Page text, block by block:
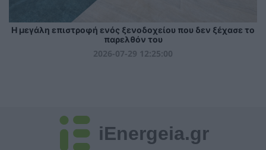
Η μεγάλη επιστροφή ενός ξενοδοχείου που δεν ξέχασε το
παρελθόν του
2026-07-29 12:25:00
iEnergeia.gr